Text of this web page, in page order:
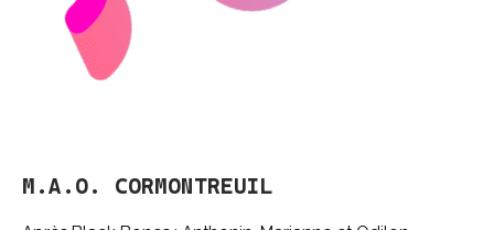
M.A.O. CORMONTREUIL